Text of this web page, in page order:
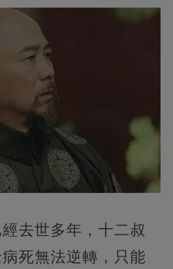
去世多年，十二叔
死無法逆轉，只能